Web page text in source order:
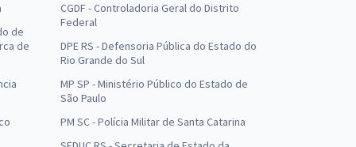
de
de
CGDF - Controladoria Geral do Distrito
Federal
DPE RS - Defensoria Pública do Estado do
Rio Grande do Sul
MP SP - Ministério Público do Estado de
São Paulo
PM SC - Polícia Militar de Santa Catarina